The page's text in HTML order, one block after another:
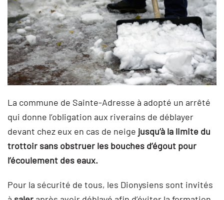
La commune de Sainte-Adresse à adopté un arrêté
qui donne l’obligation aux riverains de déblayer
devant chez eux en cas de neige jusqu’à la limite du
trottoir sans obstruer les bouches d’égout pour
l’écoulement des eaux.
Pour la sécurité de tous, les Dionysiens sont invités